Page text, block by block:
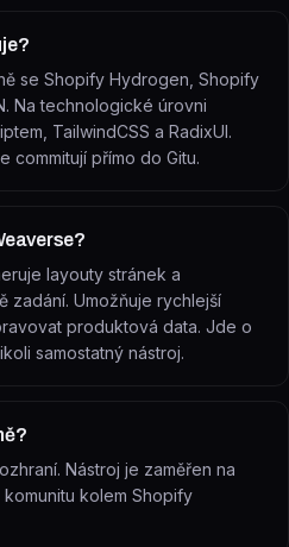
se Shopify Hydrogen, Shopify
Na technologické úrovni
TailwindCSS a RadixUI.
commitují přímo do Gitu.
layouty stránek a
zadání. Umožňuje rychlejší
produktová data. Jde o
samostatný nástroj.
Nástroj je zaměřen na
kolem Shopify